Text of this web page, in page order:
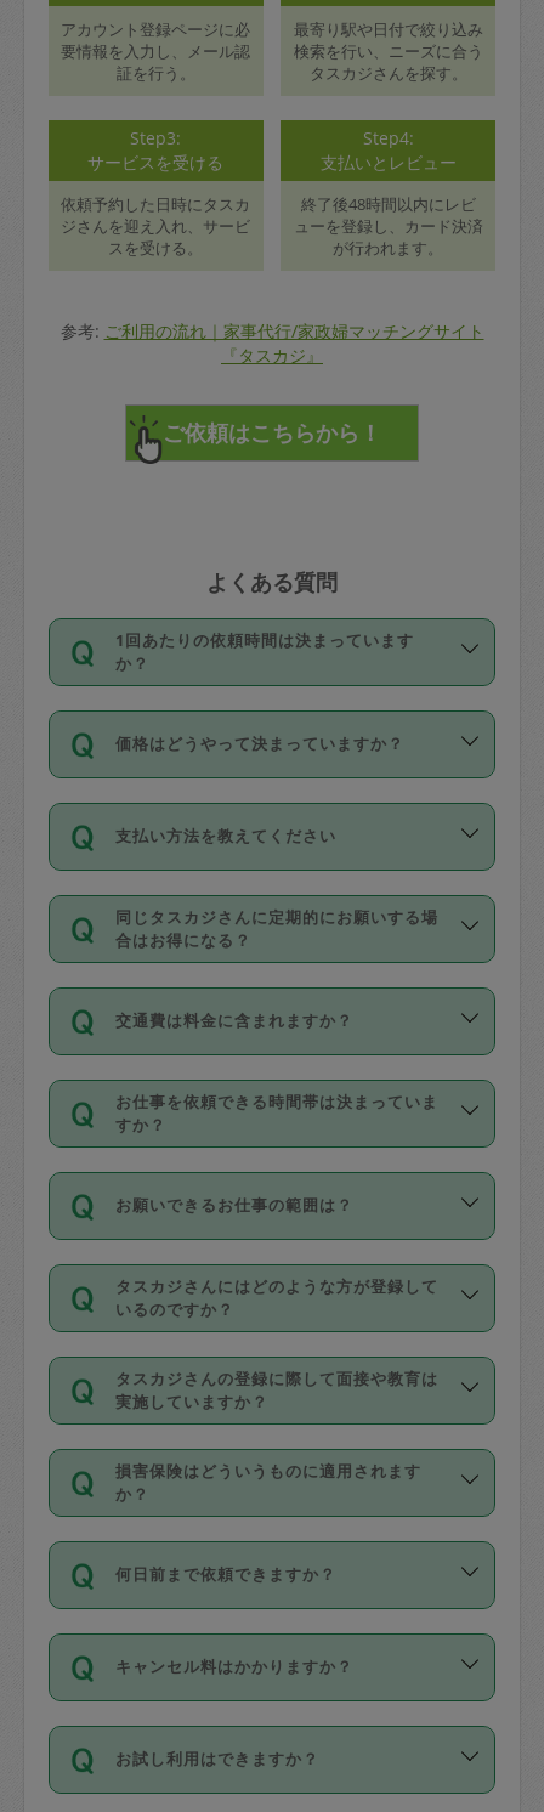
アカウント登録ページに必
要情報を入力し、メール認
証を行う。
最寄り駅や日付で絞り込み
検索を行い、ニーズに合う
タスカジさんを探す。
Step3:
サービスを受ける
依頼予約した日時にタスカ
ジさんを迎え入れ、サービ
スを受ける。
Step4:
支払いとレビュー
終了後48時間以内にレビ
ューを登録し、カード決済
が行われます。
参考: ご利用の流れ｜家事代行/家政婦マッチングサイト
『タスカジ』
よくある質問
1回あたりの依頼時間は決まっています
か？
依頼1回につき3時間固定です。3時間を
超えて依頼したい場合は、延長機能をご
利用ください。機能をご利用いただくに
の上事前申請することが必要です。な
お、3時間を下回っても、値引き等はござ
いません。
価格はどうやって決まっていますか？
11種類の価格帯の中からタスカジさん自
身が価格を選んで設定しています。
タスカジさんの価格設定には最初は制限
があり、レビュー件数、レビューの平均
値、などで除々に設定可能な最高額が上
がっていく仕組みになっています。
支払い方法を教えてください
お支払方法はクレジットカード（Visa／
Master／JCB／AMERICAN EXPRESS／
Diners Club）のみとなります。
を行う際にご入力ください。プロフィー
ル登録時にはご入力いただかなくても大
丈夫です。
デビットカード・プリペイドカード（Vプ
リカ、au WALLETなど）は支払にはご利
銀行振込や現金払いも対応していませ
なお、タスカジさんの交通費も、依頼料
金のご請求と合わせてお支払いとなりま
動計算で表示されます。
同じタスカジさんに定期的にお願いする場
合はお得になる？
依頼には「スポット」と「定期（毎週｜
隔週）」があり、「定期」の依頼は「ス
ポット」よりお得な料金でご利用できま
す。
定期の最低利用回数は設けていない代わ
りに、一定数を超えたキャンセルは有償
（例：毎週定期の場合は３回以上のキャ
ンセルが有償（1200円、隔週定期の場合
は２回以上のキャンセルが有償（1200
交通費は料金に含まれますか？
交通費は依頼料金とは別途発生し、依頼
料金のご請求と合わせてお支払いとなり
ます。交通費の金額は「依頼の詳細」に
お仕事を依頼できる時間帯は決まっていま
すか？
時間帯は3種類あります。いずれも１回あ
たり３時間です。
・ＡＭ ９時～１２時
・ＰＭ １３時～１６時
・夜 １８時～２１時
開始時間を２時間前後変更することが可
能です。依頼送信後、個別にタスカジさ
んにメッセージを送り調整してくださ
い。ただし、２時間を越えての調整はで
時間も被らない場合、損害保険の対象外
お願いできるお仕事の範囲は？
掃除、整理収納、洗濯、買い物、料理、
作り置きです。タスカジさんによってで
きる仕事の範囲が異なりますので、依頼
する前にタスカジさんのプロフィールで
確認してください。
基本的に、高所での作業や危険作業、屋
外での作業は対象外です。
タスカジさんにはどのような方が登録して
いるのですか？
主婦として長年の家事経験をお持ちの
方、栄養士・調理師といった資格者で保
育園や学校の給食やレストランで料理関
係の専門職に従事されていた方、日本で
すでにハウスキーパーや英語の先生とし
てお仕事をしているフィリピン出身の
社員など様々なバックグラウンドの方が
登録しています。
日本語も話せる方など様々です。
ールに記載していますので、各自の得意
タスカジさんの登録に際して面接や教育は
実施していますか？
応募の際に、各自事務局との面接と説明
を行っています。その後、身分証明書の
写真提出をしていただいています。外国
確認しています。タスカジさんトレーニ
ング動画を使ったセルフトレーニングの
現場トライアルを受け、合格したタスカ
ジさんが活動されています。
※テストセンターの講評は１件目のレビュ
損害保険はどういうものに適用されます
か？
依頼者とタスカジさんとの間でタスカジ
を通して成立した作業時間内での作業に
適用されます。作業範囲は、掃除、洗
です。作業中に物を壊したり、人にけが
をさせたりした場合が対象で、補償金額
す。
何日前まで依頼できますか？
ご依頼は、現在を起点に3日後（72時間
以降）の日時から受付可能となっていま
す。
タスカジさんへ「募集」をかけることが
可能です。
キャンセル料はかかりますか？
キャンセル料には、以下の2種類がありま
す。
お試し利用はできますか？